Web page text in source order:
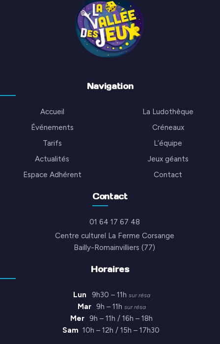
Navigation
Accueil
La Ludothèque
Événements
Créneaux
Tarifs
L’équipe
Actualités
Jeux géants
Espace Adhérent
Contact
Contact
01 64 17 67 48
Centre culturel La Ferme Corsange
Bailly-Romainvilliers (77)
Horaires
Lun 9h30 – 11h sur résa
Mar 9h – 11h sur résa
Mer 9h – 11h / 16h – 18h
Sam 10h – 12h / 15h – 17h30